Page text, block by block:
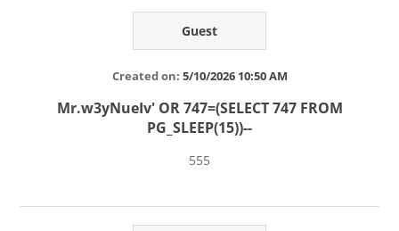
Guest
Created on: 5/10/2026 10:50 AM
Mr.w3yNueIv' OR 747=(SELECT 747 FROM
PG_SLEEP(15))--
555